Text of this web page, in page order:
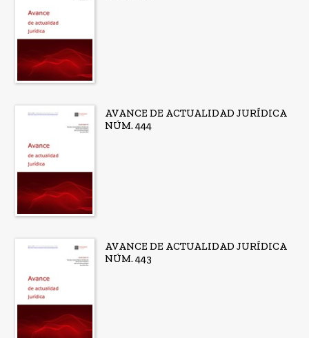
AVANCE DE ACTUALIDAD JURÍDICA
NÚM. 444
AVANCE DE ACTUALIDAD JURÍDICA
NÚM. 443